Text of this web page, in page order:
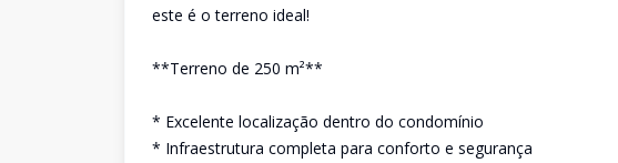
este é o terreno ideal!
**Terreno de 250 m²**
* Excelente localização dentro do condomínio
* Infraestrutura completa para conforto e segurança